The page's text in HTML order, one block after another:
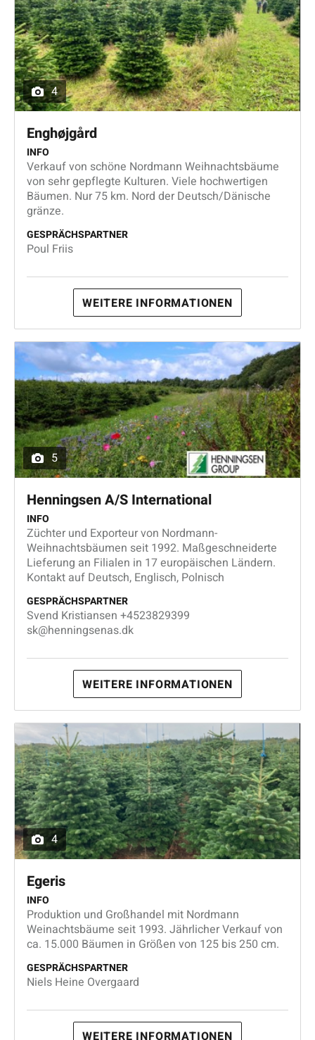
4
Enghøjgård
INFO
Verkauf von schöne Nordmann Weihnachtsbäume
von sehr gepflegte Kulturen. Viele hochwertigen
Bäumen. Nur 75 km. Nord der Deutsch/Dänische
gränze.
GESPRÄCHSPARTNER
Poul Friis
WEITERE INFORMATIONEN
5
Henningsen A/S International
INFO
Züchter und Exporteur von Nordmann-
Weihnachtsbäumen seit 1992. Maßgeschneiderte
Lieferung an Filialen in 17 europäischen Ländern.
Kontakt auf Deutsch, Englisch, Polnisch
GESPRÄCHSPARTNER
Svend Kristiansen +4523829399
sk@henningsenas.dk
WEITERE INFORMATIONEN
4
Egeris
INFO
Produktion und Großhandel mit Nordmann
Weinachtsbäume seit 1993. Jährlicher Verkauf von
ca. 15.000 Bäumen in Größen von 125 bis 250 cm.
GESPRÄCHSPARTNER
Niels Heine Overgaard
WEITERE INFORMATIONEN